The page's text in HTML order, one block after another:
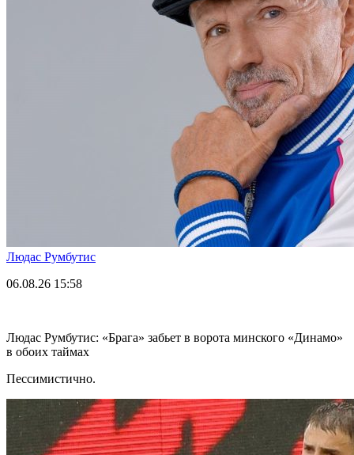
Людас Румбутис
06.08.26 15:58
Людас Румбутис: «Брага» забьет в ворота минского «Динамо»
в обоих таймах
Пессимистично.